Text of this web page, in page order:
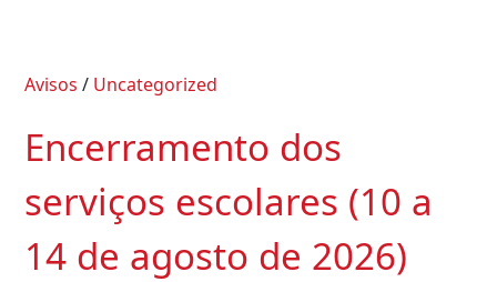
Avisos / Uncategorized
Encerramento dos
serviços escolares (10 a
14 de agosto de 2026)